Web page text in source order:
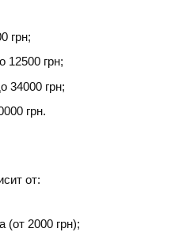
грн;
12500 грн;
34000 грн;
грн.
от:
(от 2000 грн);